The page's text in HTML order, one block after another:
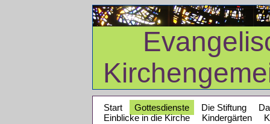
Start Gottesdienste Die Stiftung
Einblicke in die Kirche
Kindergärten